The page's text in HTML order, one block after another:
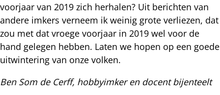
voorjaar van 2019 zich herhalen? Uit berichten van
andere imkers verneem ik weinig grote verliezen, dat
zou met dat vroege voorjaar in 2019 wel voor de
hand gelegen hebben. Laten we hopen op een goede
uitwintering van onze volken.
Ben Som de Cerff, hobbyimker en docent bijenteelt